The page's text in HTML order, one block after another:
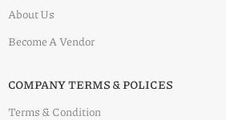
About Us
Become A Vendor
COMPANY TERMS & POLICES
Terms & Condition